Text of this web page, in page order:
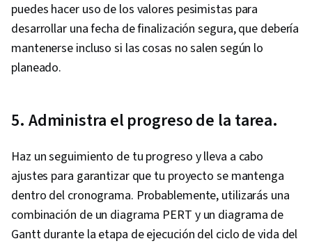
puedes hacer uso de los valores pesimistas para
desarrollar una fecha de finalización segura, que debería
mantenerse incluso si las cosas no salen según lo
planeado.
5. Administra el progreso de la tarea.
Haz un seguimiento de tu progreso y lleva a cabo
ajustes para garantizar que tu proyecto se mantenga
dentro del cronograma. Probablemente, utilizarás una
combinación de un diagrama PERT y un diagrama de
Gantt durante la etapa de ejecución del ciclo de vida del